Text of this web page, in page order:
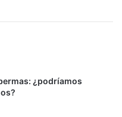
¿podríamos